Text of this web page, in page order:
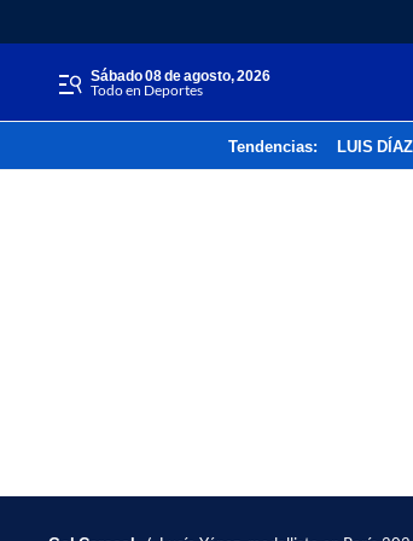
sábado 08 de agosto, 2026
Todo en Deportes
Tendencias: LUIS DÍAZ